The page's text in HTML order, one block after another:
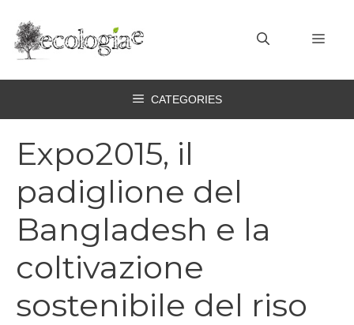
contenuto
CATEGORIES
Expo2015, il
padiglione del
Bangladesh e la
coltivazione
sostenibile del riso